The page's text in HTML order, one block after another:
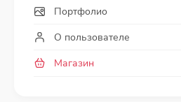
Портфолио
О пользователе
Магазин